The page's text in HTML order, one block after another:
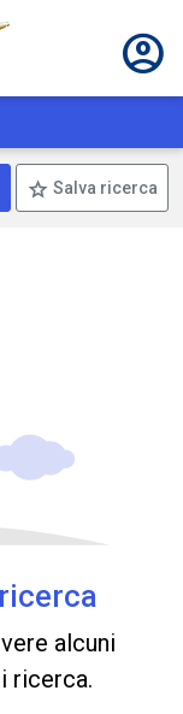
Mostra come box
Salva ricerca
alcuni
ricerca.